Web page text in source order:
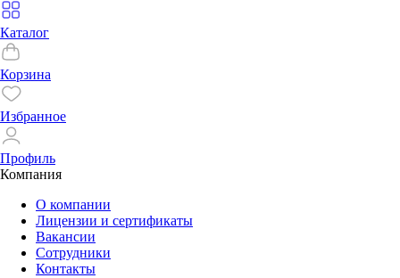
Каталог
Корзина
Избранное
Профиль
Компания
О компании
Лицензии и сертификаты
Вакансии
Сотрудники
Контакты